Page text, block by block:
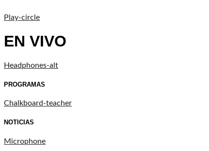
Play-circle
EN VIVO
Headphones-alt
PROGRAMAS
Chalkboard-teacher
NOTICIAS
Microphone